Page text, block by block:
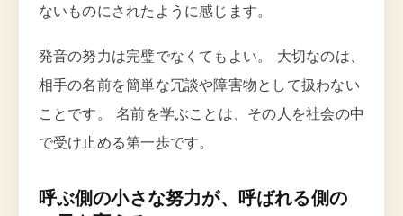
ないものにされたように感じます。
発音の努力は完璧でなくてもよい。 大切なのは、
相手の名前を簡単な冗談や障害物として扱わない
ことです。 名前を学ぶことは、その人を社会の中
で受け止める第一歩です。
呼ぶ側の小さな努力が、呼ばれる側の